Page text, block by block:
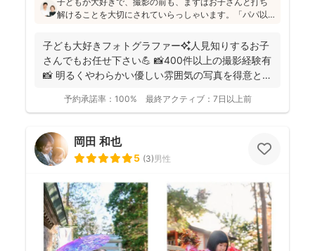
解けることを大切にされていらっしゃいます。「パパ以
た！」というお声も！明るく優しい雰囲気の仕上がりの
写真をお求めの方にはぜひおすすめです♪
子ども大好きフォトグラファー✨人見知りするお子
さんでもお任せ下さい💪 📸400件以上の撮影経験有
📸 明るくやわらかい優しい雰囲気の写真を得意とし
予約承諾率： 100% 最終アクティブ： 7日以上前
岡田 和也
5 (3)男性